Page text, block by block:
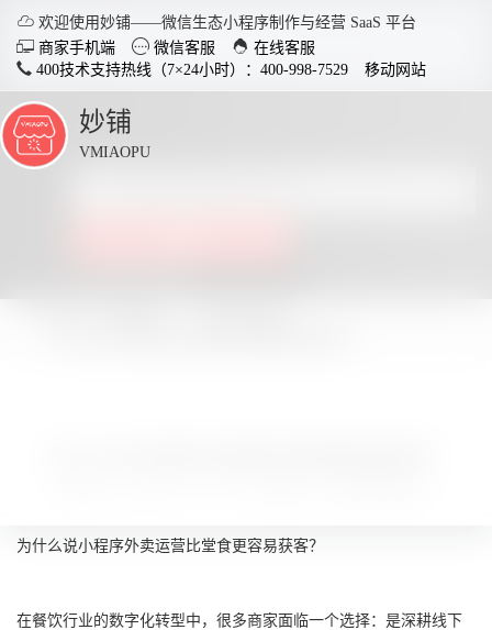
 欢迎使用妙铺——微信生态小程序制作与经营 SaaS 平台
 商家手机端  微信客服  在线客服
400技术支持热线（7×24小时）：400-998-7529
移动网站
妙铺
VMIAOPU
为什么说小程序外卖运营比堂食更容易获客？
在餐饮行业的数字化转型中，很多商家面临一个选择：是深耕线下